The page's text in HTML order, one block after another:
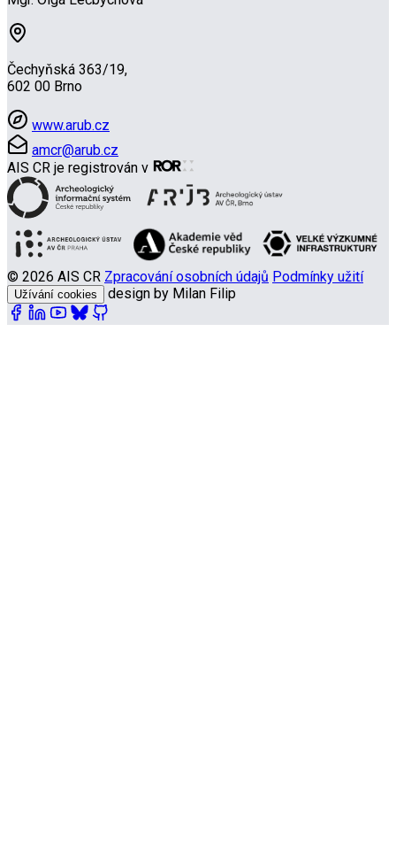
Čechyňská 363/19,
602 00 Brno
www.arub.cz
amcr@arub.cz
AIS CR je registrován v
© 2026 AIS CR Zpracování osobních údajů Podmínky užití
Užívání cookies design by Milan Filip